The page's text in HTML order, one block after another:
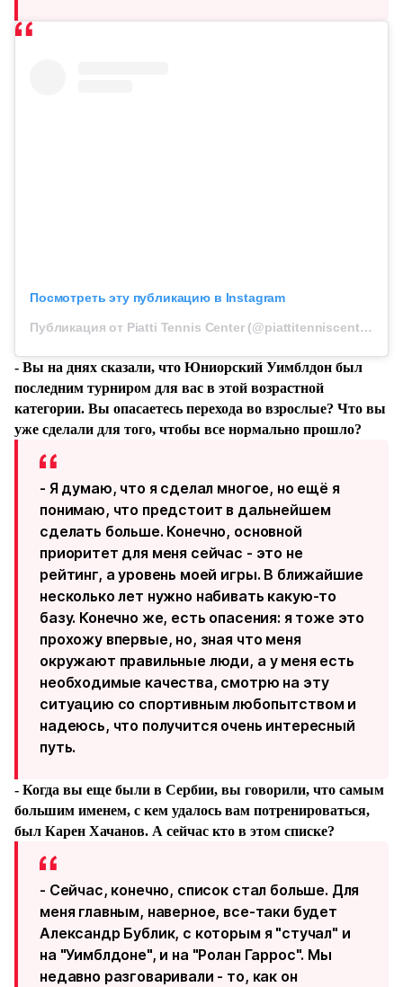
Посмотреть эту публикацию в Instagram
Публикация от Piatti Tennis Center (@piattitenniscenter)
- Вы на днях сказали, что Юниорский Уимблдон был
последним турниром для вас в этой возрастной
категории. Вы опасаетесь перехода во взрослые? Что вы
уже сделали для того, чтобы все нормально прошло?
- Я думаю, что я сделал многое, но ещё я
понимаю, что предстоит в дальнейшем
сделать больше. Конечно, основной
приоритет для меня сейчас - это не
рейтинг, а уровень моей игры. В ближайшие
несколько лет нужно набивать какую-то
базу. Конечно же, есть опасения: я тоже это
прохожу впервые, но, зная что меня
окружают правильные люди, а у меня есть
необходимые качества, смотрю на эту
ситуацию со спортивным любопытством и
надеюсь, что получится очень интересный
путь.
- Когда вы еще были в Сербии, вы говорили, что самым
большим именем, с кем удалось вам потренироваться,
был Карен Хачанов. А сейчас кто в этом списке?
- Сейчас, конечно, список стал больше. Для
меня главным, наверное, все-таки будет
Александр Бублик, с которым я "стучал" и
на "Уимблдоне", и на "Ролан Гаррос". Мы
недавно разговаривали - то, как он